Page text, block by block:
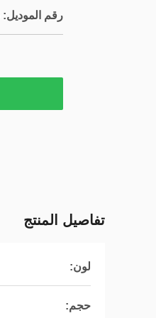
رقم الموديل:
تفاصيل المنتج
لون:
حجم: